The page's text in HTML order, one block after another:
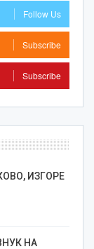
Follow Us
Subscribe
Subscribe
ИЗГОРЕ
НА